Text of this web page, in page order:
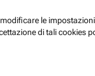
le
di tali cookies